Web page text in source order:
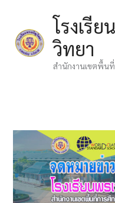
content
โรงเรี
วิทยา
สำนักงานเขตพื้น